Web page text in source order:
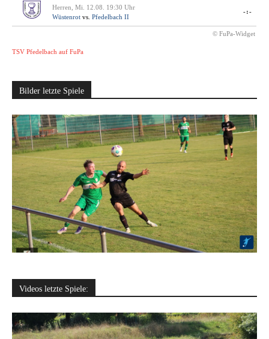
Herren, Mi. 12.08. 19:30 Uhr
Wüstenrot vs. Pfedelbach II
-:-
© FuPa-Widget
TSV Pfedelbach auf FuPa
Bilder letzte Spiele
Videos letzte Spiele: